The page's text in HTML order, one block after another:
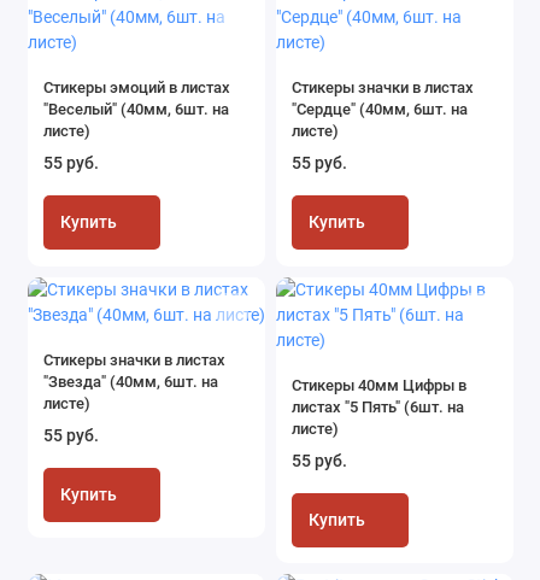
Стикеры эмоций в листах
"Веселый" (40мм, 6шт. на
листе)
55 руб.
Купить
Стикеры значки в листах
"Сердце" (40мм, 6шт. на
листе)
55 руб.
Купить
Стикеры значки в листах
"Звезда" (40мм, 6шт. на
листе)
55 руб.
Купить
Стикеры 40мм Цифры в
листах "5 Пять" (6шт. на
листе)
55 руб.
Купить